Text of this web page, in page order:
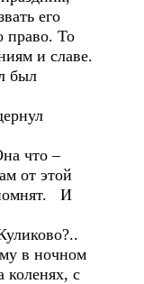
его
право. То
и славе.
был
что –
от этой
И
в ночном
с